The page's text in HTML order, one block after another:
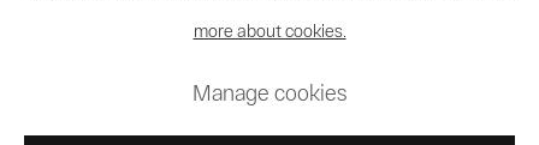
Site by Artlogic
more about cookies.
Manage cookies